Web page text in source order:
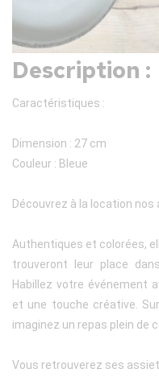
Description :
Caractéristiques :
Dimension : 27 cm
Couleur : Bleue
Découvrez à la location
Authentiques et colorées,
trouveront leur place
Habillez votre événement
et une touche créative.
imaginez un repas plein de
Vous retrouverez ses